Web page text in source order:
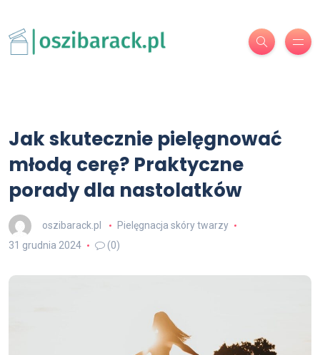
Jak skutecznie pielęgnować
młodą cerę? Praktyczne
porady dla nastolatków
oszibarack.pl
Pielęgnacja skóry twarzy
31 grudnia 2024
(0)